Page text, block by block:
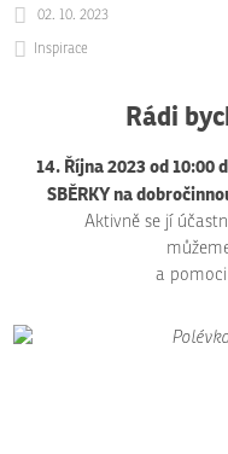
02. 10. 2023
Inspirace
Rádi
14. Října 2023 od 10:00
SBĚRKY na
Aktivně se jí
a